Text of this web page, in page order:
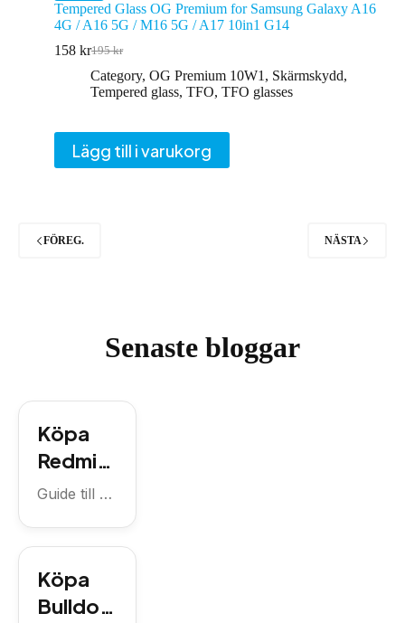
Tempered Glass OG Premium for Samsung Galaxy A16
4G / A16 5G / M16 5G / A17 10in1 G14
195kr
Det
ursprungliga
priset
158 krDet
nuvarande
priset
Category, OG Premium 10W1 , Skärmskydd,
Tempered glass, TFO, TFO glasses
Lägg till i varukorg
FÖREG. NÄSTA
Senaste bloggar
Köpa
Redmi
14C
abonne
mang
familj –
Guide till att
familjeabon
nemang –
Köpa
Bulldog